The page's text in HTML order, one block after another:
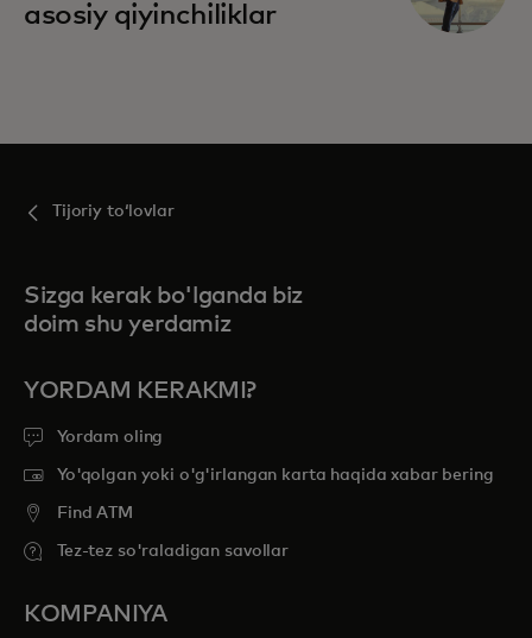
asosiy qiyinchiliklar
Tijoriy toʻlovlar
Sizga kerak bo'lganda biz
doim shu yerdamiz
YORDAM KERAKMI?
Yordam oling
Yo'qolgan yoki o'g'irlangan karta haqida xabar bering
Find ATM
Tez-tez so'raladigan savollar
KOMPANIYA